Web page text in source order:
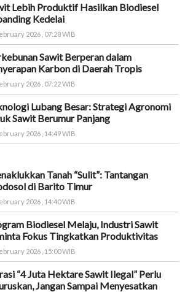
Lebih Produktif Hasilkan Biodiesel
Kedelai
2026 , 07:28 WIB
Sawit Berperan dalam
Karbon di Daerah Tropis
2026 , 07:22 WIB
Lubang Besar: Strategi Agronomi
Sawit Berumur Panjang
2026 , 14:49 WIB
Tanah “Sulit”: Tantangan
di Barito Timur
2026 , 14:40 WIB
Biodiesel Melaju, Industri Sawit
Fokus Tingkatkan Produktivitas
2026 , 15:00 WIB
“4 Juta Hektare Sawit Ilegal” Perlu
Jangan Sampai Menyesatkan